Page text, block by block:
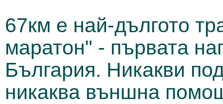
67км е най-дългото
маратон" - първата
България. Никакви
никаква външна